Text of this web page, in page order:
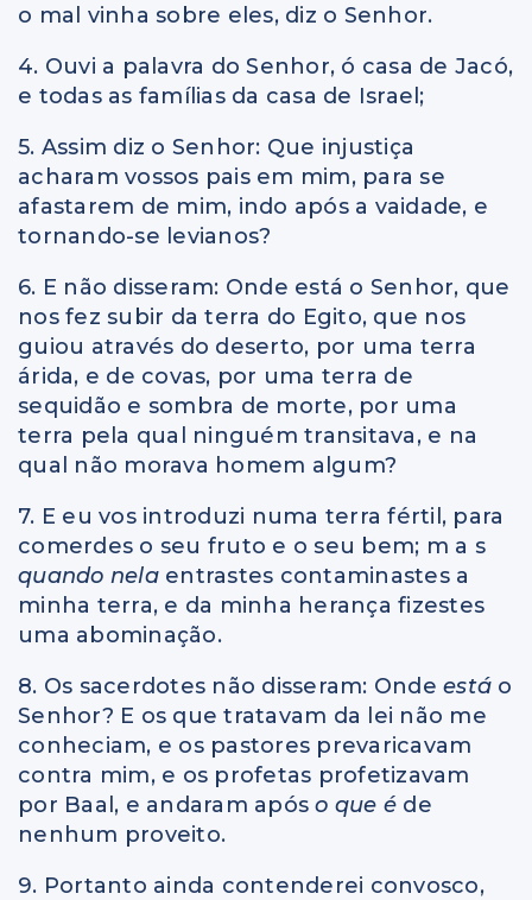
o mal vinha sobre eles, diz o Senhor.
4. Ouvi a palavra do Senhor, ó casa de Jacó,
e todas as famílias da casa de Israel;
5. Assim diz o Senhor: Que injustiça
acharam vossos pais em mim, para se
afastarem de mim, indo após a vaidade, e
tornando-se levianos?
6. E não disseram: Onde está o Senhor, que
nos fez subir da terra do Egito, que nos
guiou através do deserto, por uma terra
árida, e de covas, por uma terra de
sequidão e sombra de morte, por uma
terra pela qual ninguém transitava, e na
qual não morava homem algum?
7. E eu vos introduzi numa terra fértil, para
comerdes o seu fruto e o seu bem; m a s
quando nela entrastes contaminastes a
minha terra, e da minha herança fizestes
uma abominação.
8. Os sacerdotes não disseram: Onde está o
Senhor? E os que tratavam da lei não me
conheciam, e os pastores prevaricavam
contra mim, e os profetas profetizavam
por Baal, e andaram apóso que é de
nenhum proveito.
9. Portanto ainda contenderei convosco,